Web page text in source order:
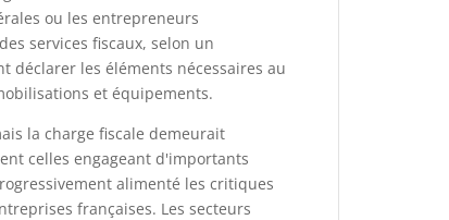
ou les entrepreneurs
services fiscaux, selon un
déclarer les éléments nécessaires au
et équipements.
la charge fiscale demeurait
celles engageant d'importants
alimenté les critiques
françaises. Les secteurs